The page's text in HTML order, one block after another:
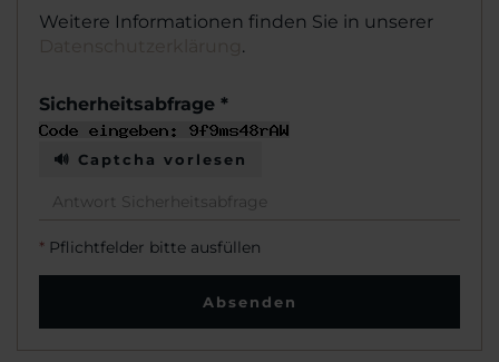
Weitere Informationen finden Sie in unserer
.
Sicherheitsabfrage *
🔊 Captcha vorlesen
* Pflichtfelder bitte ausfüllen
Absenden